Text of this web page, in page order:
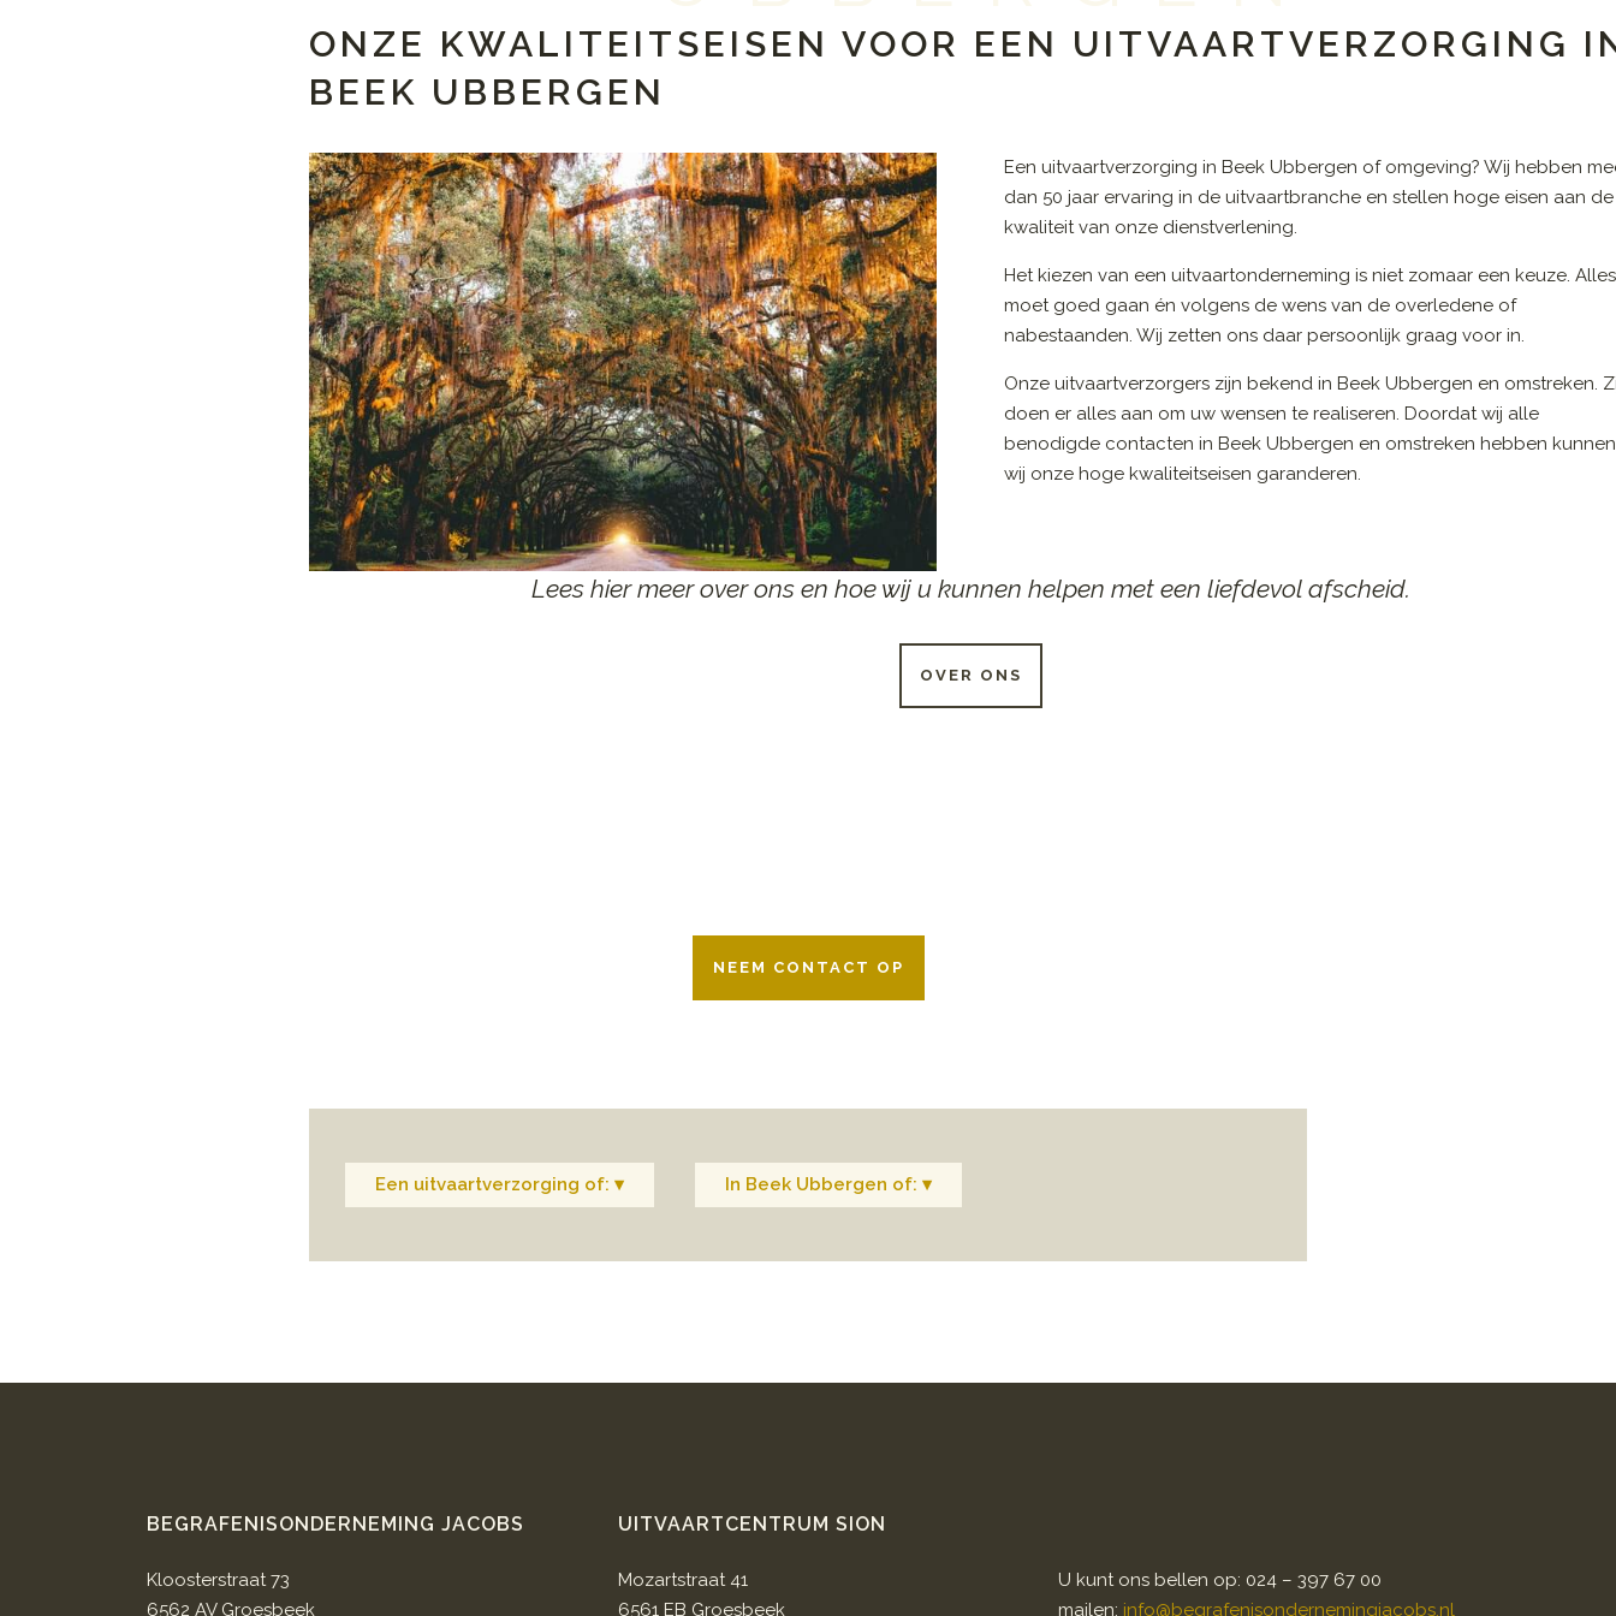
ONZE KWALITEITSEISEN VOOR EEN UITVAARTVERZORGING
BEEK UBBERGEN
Een uitvaartverzorging in Beek Ubbergen of omgeving? Wij hebben
dan 50 jaar ervaring in de uitvaartbranche en stellen hoge eisen aan de
kwaliteit van onze dienstverlening.
Het kiezen van een uitvaartonderneming is niet zomaar een keuze. Alles
moet goed gaan én volgens de wens van de overledene of
nabestaanden. Wij zetten ons daar persoonlijk graag voor in.
Onze uitvaartverzorgers zijn bekend in Beek Ubbergen en omstreken.
doen er alles aan om uw wensen te realiseren. Doordat wij alle
benodigde contacten in Beek Ubbergen en omstreken hebben kunnen
wij onze hoge kwaliteitseisen garanderen.
Lees hier meer over ons en hoe wij u kunnen helpen met een liefdevol afscheid.
OVER ONS
NEEM CONTACT OP
Een uitvaartverzorging of: ▾ In Beek Ubbergen of: ▾
BEGRAFENISONDERNEMING JACOBS
Kloosterstraat 73
6562 AV Groesbeek
UITVAARTCENTRUM SION
Mozartstraat 41
6561 EB Groesbeek
U kunt ons bellen op: 024 – 397 67 00
mailen: info@begrafenisondernemingjacobs.nl